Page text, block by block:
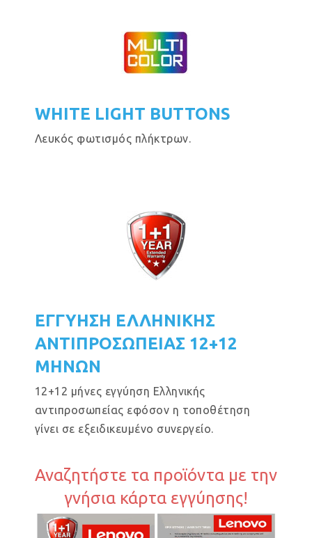
WHITE LIGHT BUTTONS
Λευκός φωτισμός πλήκτρων.
ΕΓΓΥΗΣΗ ΕΛΛΗΝΙΚΗΣ
ΑΝΤΙΠΡΟΣΩΠΕΙΑΣ 12+12
ΜΗΝΩΝ
12+12 μήνες εγγύηση Ελληνικής
αντιπροσωπείας εφόσον η τοποθέτηση
γίνει σε εξειδικευμένο συνεργείο.
Αναζητήστε τα προϊόντα με την
γνήσια κάρτα εγγύησης!